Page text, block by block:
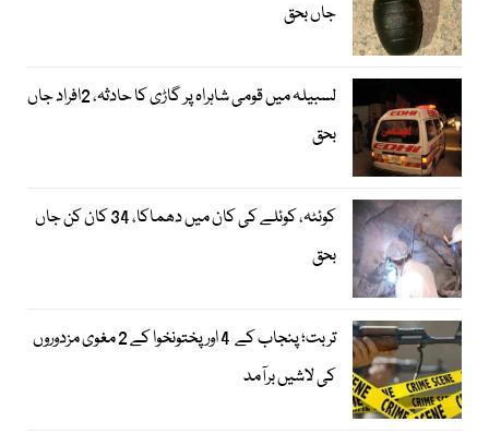
جاں بحق
لسبیلہ میں قومی شاہراہ پر گاڑی کا حادثہ، 2افراد جاں
بحق
کوئٹہ، کوئلے کی کان میں دھماکا، 34 کان کن جاں
بحق
تربت؛ پنجاب کے 4 اور پختونخوا کے 2 مغوی مزدوروں
کی لاشیں برآمد